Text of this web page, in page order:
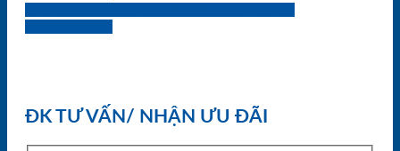
ĐK TƯ VẤN/ NHẬN ƯU ĐÃI